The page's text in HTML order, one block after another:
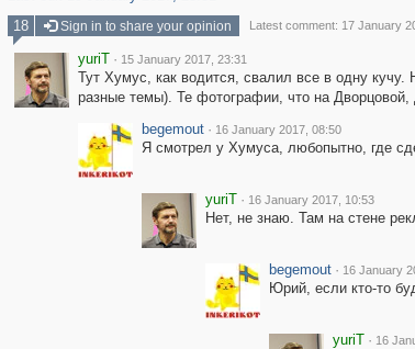
18 Sign in to share your opinion Latest comment: 17 January
yuriT · 15 January 2017, 23:31
Тут Хумус, как водится, свалил все в одну
разные темы). Те фотографии, что на Дворцовой,
begemout · 16 January 2017, 08:50
Я смотрел у Хумуса, любопытно, где
yuriT · 16 January 2017, 10:53
Нет, не знаю. Там на стене
begemout · 16 January
Юрий, если кто-то
yuriT · 16